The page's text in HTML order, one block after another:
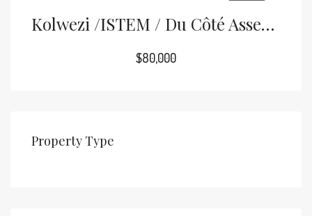
Kolwezi /ISTEM / Du Côté Assemblée Provinciale: 39/40
$80,000
Property Type